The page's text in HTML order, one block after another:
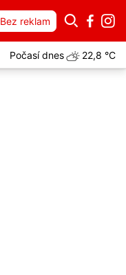
Bez reklam
Počasí dnes 22,8 °C